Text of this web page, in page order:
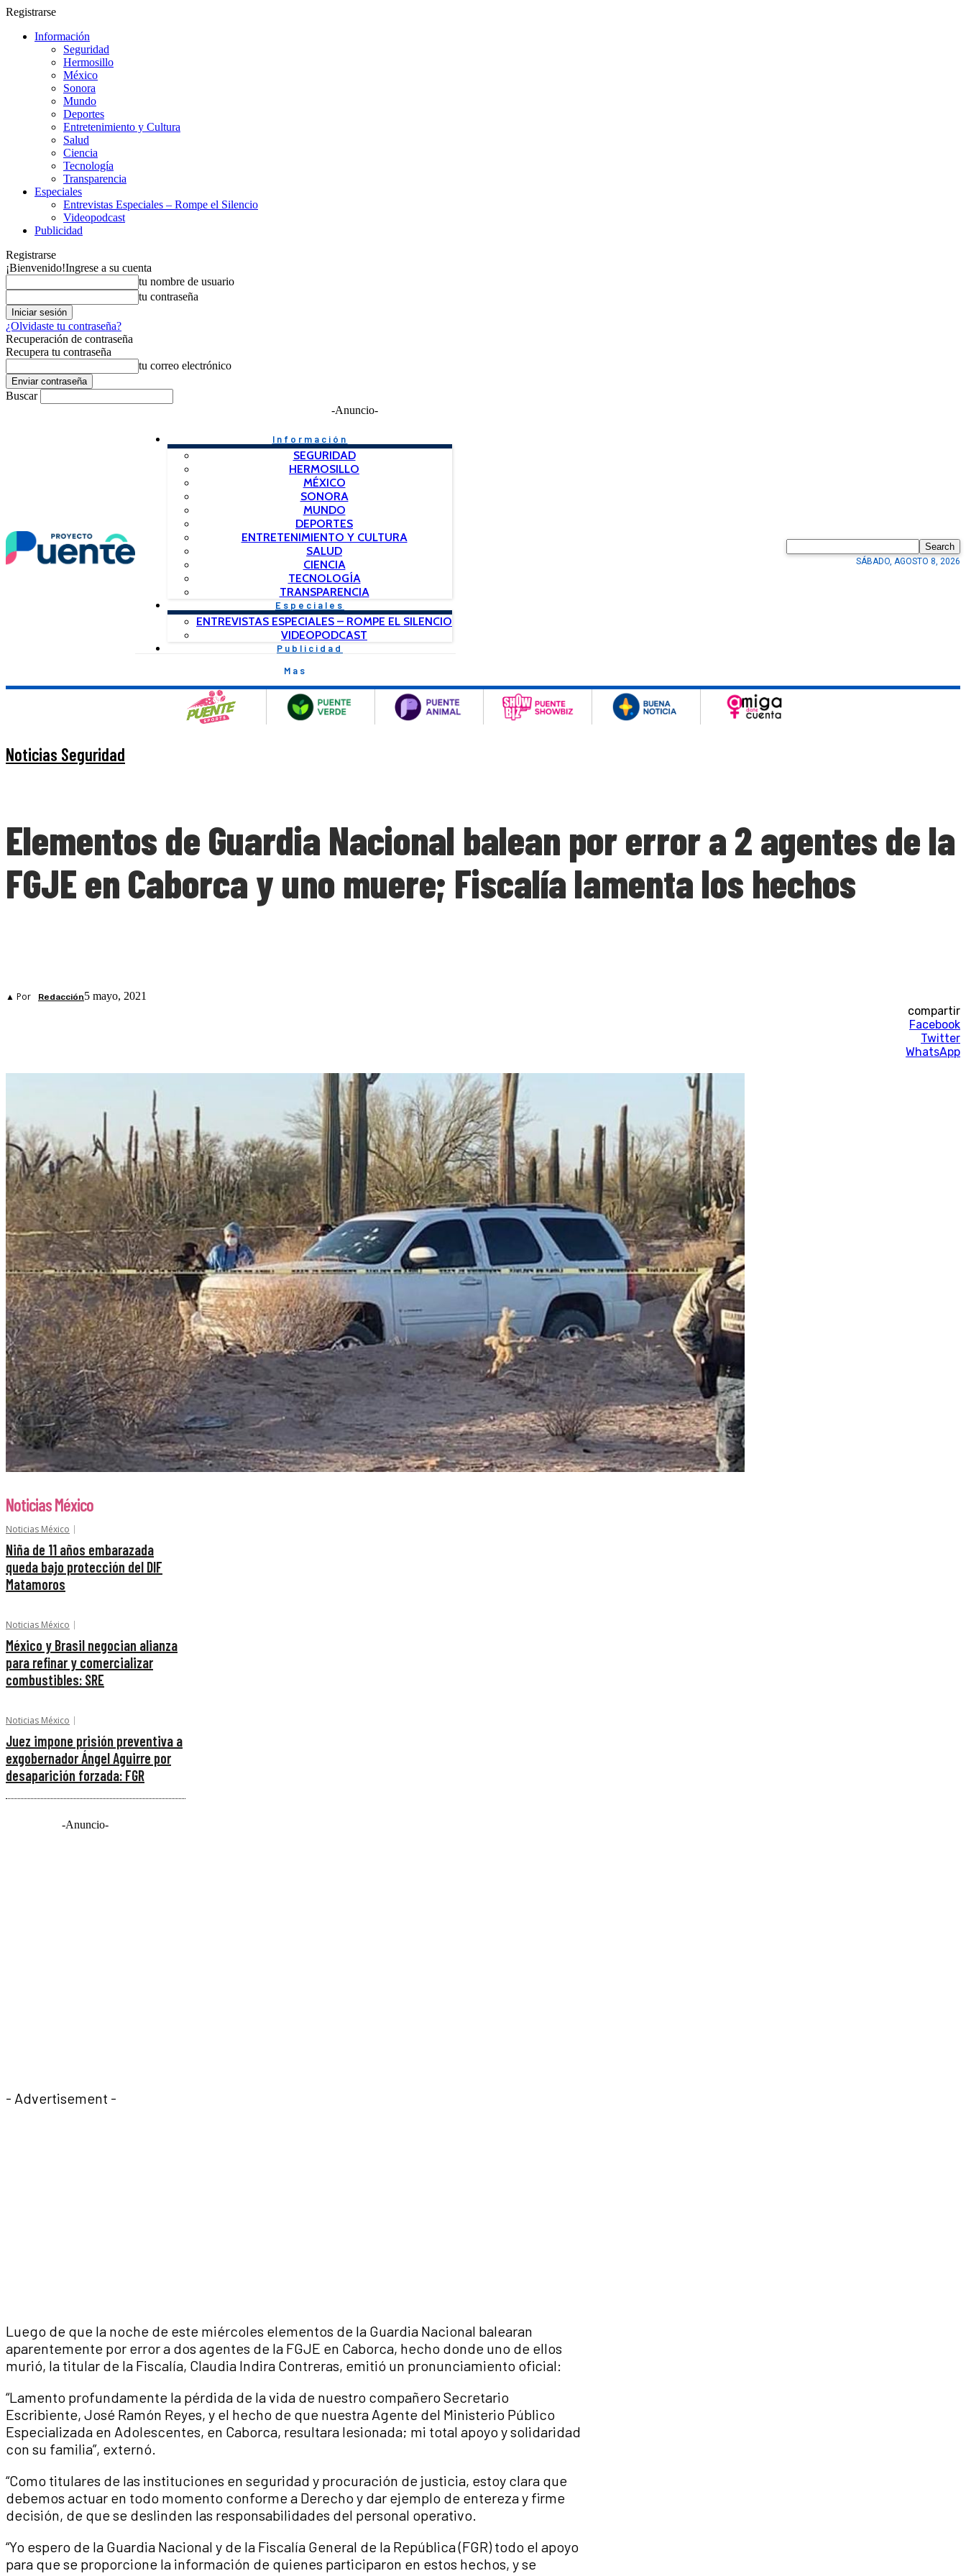
Registrarse
Información
Seguridad
Hermosillo
México
Sonora
Mundo
Deportes
Entretenimiento y Cultura
Salud
Ciencia
Tecnología
Transparencia
Especiales
Entrevistas Especiales – Rompe el Silencio
Videopodcast
Publicidad
Registrarse
¡Bienvenido!Ingrese a su cuenta
tu nombre de usuario
tu contraseña
¿Olvidaste tu contraseña?
Recuperación de contraseña
Recupera tu contraseña
tu correo electrónico
Buscar
-Anuncio-
Información
SEGURIDAD
HERMOSILLO
MÉXICO
SONORA
MUNDO
DEPORTES
ENTRETENIMIENTO Y CULTURA
SALUD
CIENCIA
TECNOLOGÍA
TRANSPARENCIA
Especiales
ENTREVISTAS ESPECIALES – ROMPE EL SILENCIO
VIDEOPODCAST
Publicidad
Mas
Search
SÁBADO, AGOSTO 8, 2026
Noticias Seguridad
Elementos de Guardia Nacional balean por error a 2 agentes de la
FGJE en Caborca y uno muere; Fiscalía lamenta los hechos
▲ Por Redacción5 mayo, 2021
compartir
Facebook
Twitter
WhatsApp
Noticias México
Noticias México
Niña de 11 años embarazada
queda bajo protección del DIF
Matamoros
Noticias México
México y Brasil negocian alianza
para refinar y comercializar
combustibles: SRE
Noticias México
Juez impone prisión preventiva a
exgobernador Ángel Aguirre por
desaparición forzada: FGR
-Anuncio-
- Advertisement -
Luego de que la noche de este miércoles elementos de la Guardia Nacional balearan
aparentemente por error a dos agentes de la FGJE en Caborca, hecho donde uno de ellos
murió, la titular de la Fiscalía, Claudia Indira Contreras, emitió un pronunciamiento oficial:
“Lamento profundamente la pérdida de la vida de nuestro compañero Secretario
Escribiente, José Ramón Reyes, y el hecho de que nuestra Agente del Ministerio Público
Especializada en Adolescentes, en Caborca, resultara lesionada; mi total apoyo y solidaridad
con su familia”, externó.
“Como titulares de las instituciones en seguridad y procuración de justicia, estoy clara que
debemos actuar en todo momento conforme a Derecho y dar ejemplo de entereza y firme
decisión, de que se deslinden las responsabilidades del personal operativo.
“Yo espero de la Guardia Nacional y de la Fiscalía General de la República (FGR) todo el apoyo
para que se proporcione la información de quienes participaron en estos hechos, y se